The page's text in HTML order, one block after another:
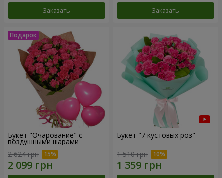
Заказать Заказать
Букет "Очарование" с
воздушными шарами
2 624 грн
Букет "7 кустовых роз"
1 510 грн